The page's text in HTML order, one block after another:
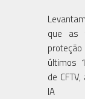
que as
últimos
de
IA